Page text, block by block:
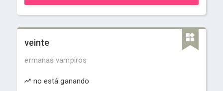
veinte
ermanas vampiros
no está ganando